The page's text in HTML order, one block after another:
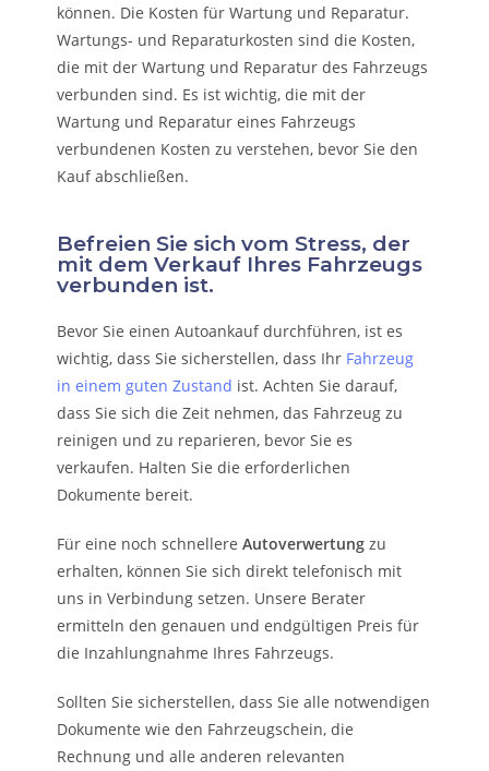
können. Die Kosten für Wartung und Reparatur.
Wartungs- und Reparaturkosten sind die Kosten,
die mit der Wartung und Reparatur des Fahrzeugs
verbunden sind. Es ist wichtig, die mit der
Wartung und Reparatur eines Fahrzeugs
verbundenen Kosten zu verstehen, bevor Sie den
Kauf abschließen.
Befreien Sie sich vom Stress, der
mit dem Verkauf Ihres Fahrzeugs
verbunden ist.
Bevor Sie einen Autoankauf durchführen, ist es
wichtig, dass Sie sicherstellen, dass Ihr Fahrzeug
in einem guten Zustand ist. Achten Sie darauf,
dass Sie sich die Zeit nehmen, das Fahrzeug zu
reinigen und zu reparieren, bevor Sie es
verkaufen. Halten Sie die erforderlichen
Dokumente bereit.
Für eine noch schnellereAutoverwertungzu
erhalten, können Sie sich direkt telefonisch mit
uns in Verbindung setzen. Unsere Berater
ermitteln den genauen und endgültigen Preis für
die Inzahlungnahme Ihres Fahrzeugs.
Sollten Sie sicherstellen, dass Sie alle notwendigen
Dokumente wie den Fahrzeugschein, die
Rechnung und alle anderen relevanten